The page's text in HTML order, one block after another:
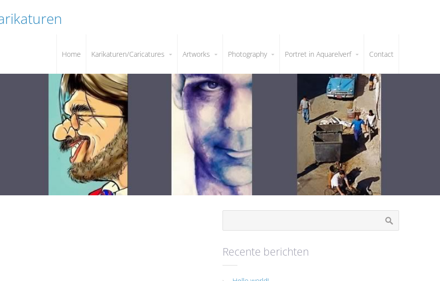
Home Karikaturen/Caricatures Artworks Photography Portret in Aquarelverf Contact
Recente berichten